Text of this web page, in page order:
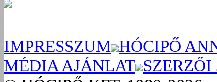
IMPRESSZUM HÓCIPŐ
MÉDIA AJÁNLAT SZERZŐI